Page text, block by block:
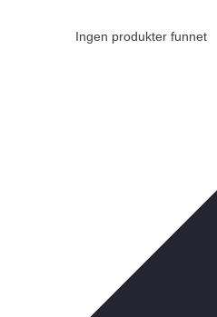
Ingen produkter funnet